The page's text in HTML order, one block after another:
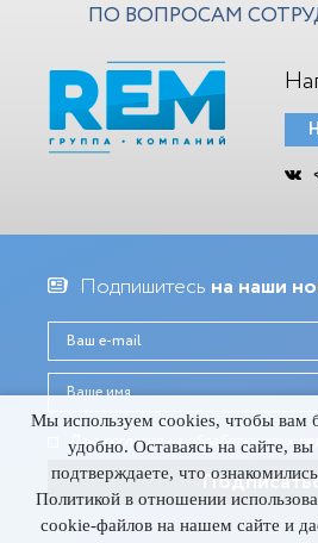
ПО ВОПРОСАМ
Подпишитесь на наши
Даю согласие на обработку моих
Мы используем cookies, чтобы вам
удобно. Оставаясь на сайте, вы
подтверждаете, что
Политикой в отношении
cookie-файлов на нашем сайте и